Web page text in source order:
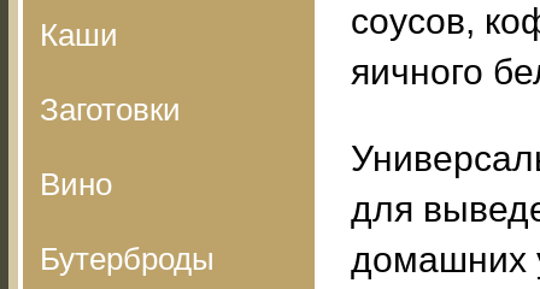
Каши
Заготовки
Вино
Бутерброды
соусов,
яичного
для
домашних